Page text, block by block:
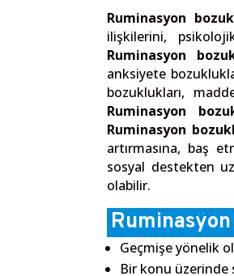
Ruminasyon
ilişkilerini,
Ruminasyon
anksiyete
bozuklukları,
Ruminasyon
Ruminasyon
artırmasına, baş
sosyal destekten
olabilir.
Geçmişe yönelik
Bir konu üzerinde